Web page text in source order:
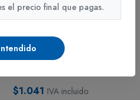
CHINCHES, CLIPS,
GANCHOS Y GRAPAS
Chinche Triton x 50 Uds
$1.041 IVA incluido
el precio final que pagas.